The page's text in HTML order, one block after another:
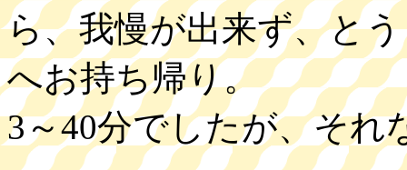
ら、我慢が出来ず、と
へお持ち帰り。
3～40分でしたが、それ